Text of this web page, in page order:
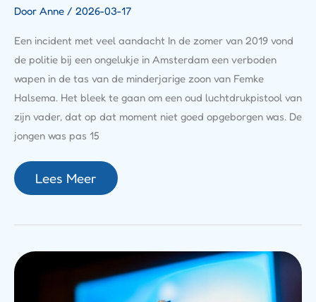
Door Anne / 2026-03-17
Een incident met veel aandacht In de zomer van 2019 vond
de politie bij een ongelukje in Amsterdam een verboden
wapen in de tas van de minderjarige zoon van Femke
Halsema. Het bleek te gaan om een oud luchtdrukpistool van
zijn vader, dat op dat moment niet goed opgeborgen was. De
jongen was pas 15
Lees Meer